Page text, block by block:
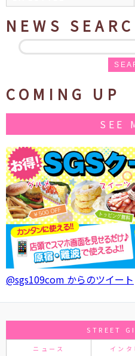
NEWS
COMING UP
SEE
@sgs109com からのツイート
STREET
ニュース インタ